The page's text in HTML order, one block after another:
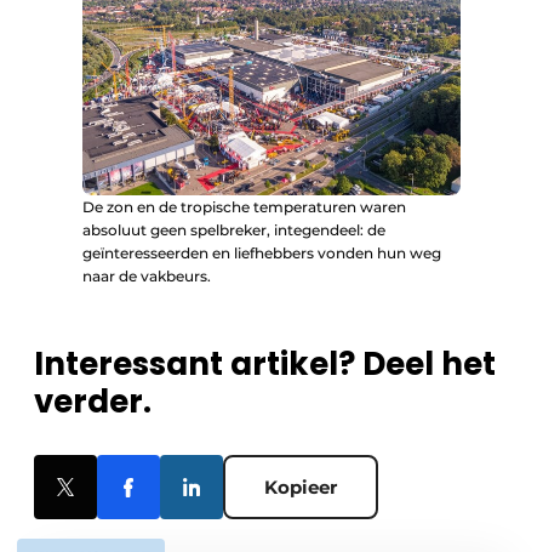
De zon en de tropische temperaturen waren
absoluut geen spelbreker, integendeel: de
geïnteresseerden en liefhebbers vonden hun weg
naar de vakbeurs.
Interessant artikel? Deel het
verder.
Kopieer